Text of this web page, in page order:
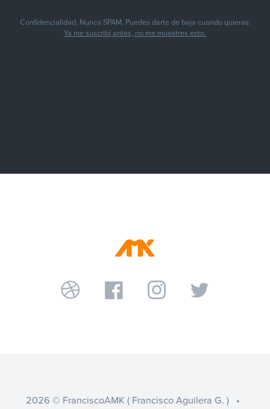
Confidencialidad. Nunca SPAM. Puedes darte de baja cuando quieras.
Ya me suscribí antes, no me muestres esto.
2026 © FranciscoAMK ( Francisco Aguilera G. ) •